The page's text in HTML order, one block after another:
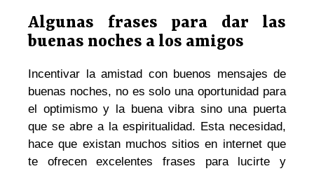
Algunas frases para dar las
buenas noches a los amigos
Incentivar la amistad con buenos mensajes de
buenas noches, no es solo una oportunidad para
el optimismo y la buena vibra sino una puerta
que se abre a la espiritualidad. Esta necesidad,
hace que existan muchos sitios en internet que
te ofrecen excelentes frases para lucirte y